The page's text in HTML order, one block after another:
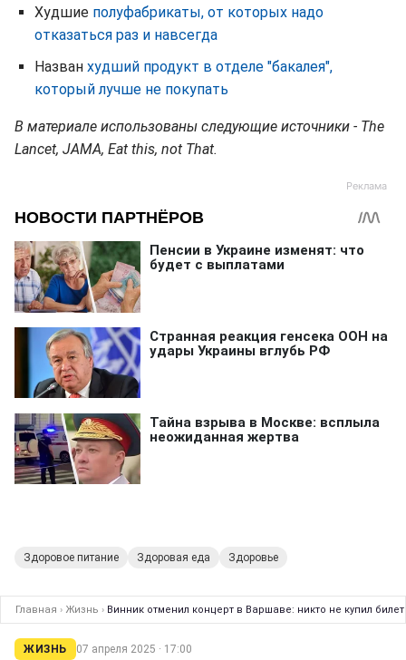
Худшие полуфабрикаты, от которых надо
отказаться раз и навсегда
Назван худший продукт в отделе "бакалея",
который лучше не покупать
В материале использованы следующие источники - The
Lancet, JAMA, Eat this, not That.
Здоровое питание Здоровая еда Здоровье
Главная › Жизнь › Винник отменил концерт в Варшаве: никто не купил
ЖИЗНЬ 07 апреля 2025 · 17:00